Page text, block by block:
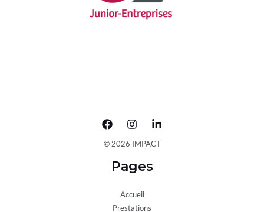
© 2026 IMPACT
Pages
Accueil
Prestations